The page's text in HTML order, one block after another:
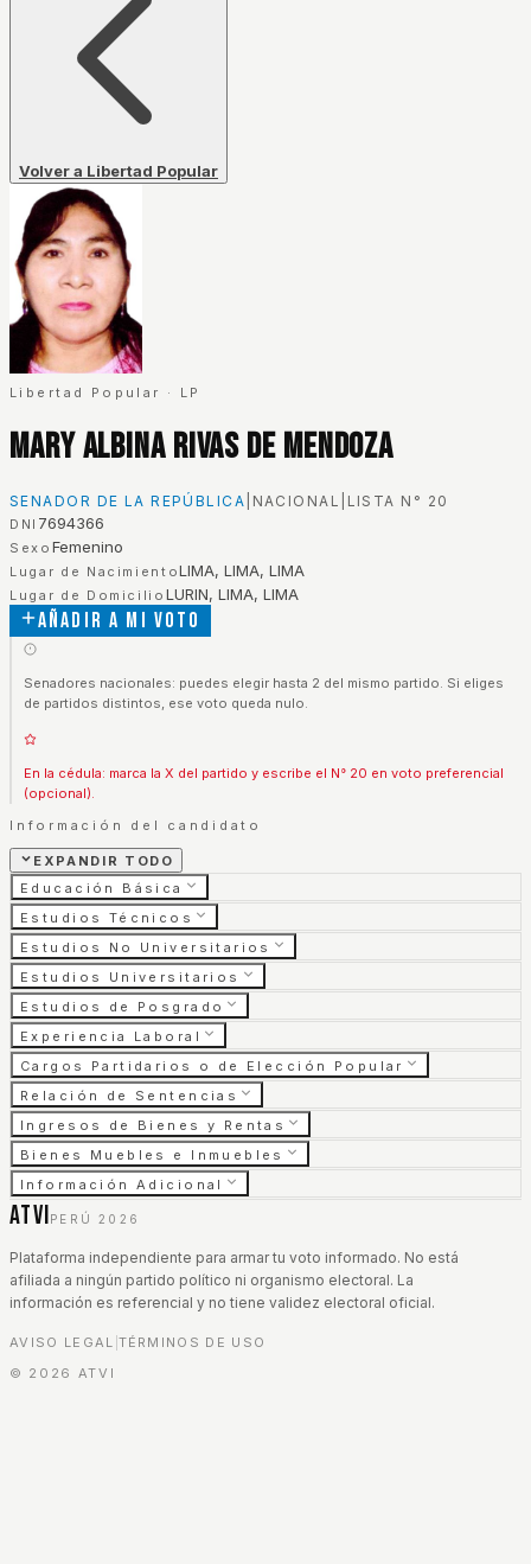
Volver a Libertad Popular
Libertad Popular · LP
Mary Albina Rivas De Mendoza
SENADOR DE LA REPÚBLICA NACIONAL LISTA N° 20
DNI 7694366
Sexo Femenino
Lugar de NacimientoLIMA, LIMA, LIMA
Lugar de Domicilio LURIN, LIMA, LIMA
Añadir a mi voto
Senadores nacionales: puedes elegir hasta 2 del mismo partido. Si eliges
de partidos distintos, ese voto queda nulo.
En la cédula: marca la X del partido y escribe el N° 20 en voto preferencial
(opcional).
Información del candidato
EXPANDIR TODO
Educación Básica
Estudios Técnicos
Estudios No Universitarios
Estudios Universitarios
Estudios de Posgrado
Experiencia Laboral
Cargos Partidarios o de Elección Popular
Relación de Sentencias
Ingresos de Bienes y Rentas
Bienes Muebles e Inmuebles
Información Adicional
ATVI PERÚ 2026
Plataforma independiente para armar tu voto informado. No está
afiliada a ningún partido político ni organismo electoral. La
información es referencial y no tiene validez electoral oficial.
AVISO LEGAL TÉRMINOS DE USO
© 2026 ATVI